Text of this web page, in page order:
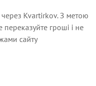
через Kvartirkov. З метою
гроші і не
сайту